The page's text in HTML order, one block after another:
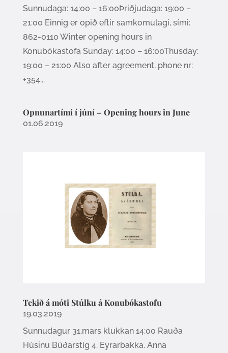
Sunnudaga: 14:00 – 16:00Þriðjudaga: 19:00 –
21:00 Einnig er opið eftir samkomulagi, sími:
862-0110 Winter opening hours in
Konubókastofa Sunday: 14:00 – 16:00Thusday:
19:00 – 21:00 Also after agreement, phone nr:
+354...
Opnunartími í júní – Opening hours in June
01.06.2019
Tekið á móti Stúlku á Konubókastofu
19.03.2019
Sunnudagur 31.mars klukkan 14:00 Rauða
Húsinu Búðarstíg 4. Eyrarbakka. Anna